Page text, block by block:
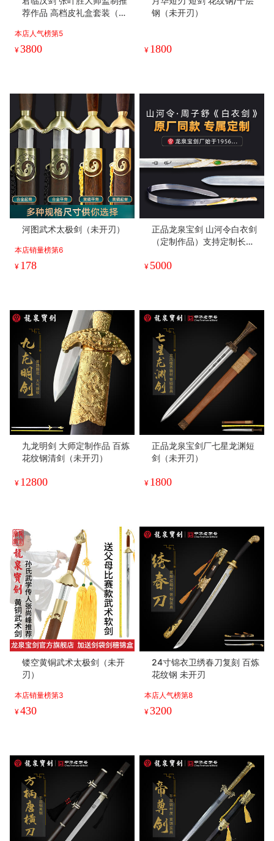
荐作品 高档皮礼盒套装（未
本店人气榜第5
¥3800
钢（未开刃）
¥ 1800
河图武术太极剑（未开刃）
本店销量榜第6
¥ 178
正品龙泉宝剑 山河令白衣剑
（定制作品）支持定制长度
¥ 5000
九龙明剑 大师定制作品 百炼
花纹钢清剑（未开刃）
¥ 12800
正品龙泉宝剑厂七星龙渊短
剑（未开刃）
¥ 1800
镂空黄铜武术太极剑（未开
刃）
本店销量榜第3
¥430
24寸锦衣卫绣春刀复刻 百炼
花纹钢 未开刃
本店人气榜第8
¥3200